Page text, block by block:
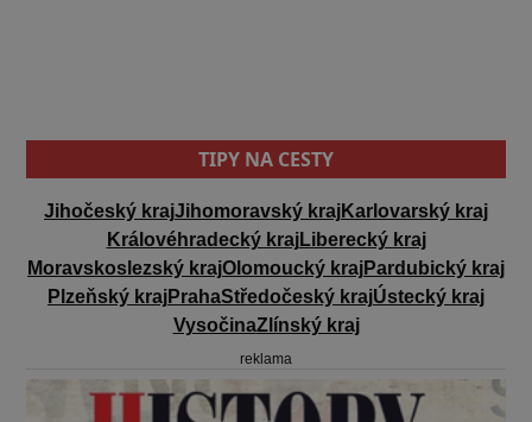
TIPY NA CESTY
Jihočeský krajJihomoravský krajKarlovarský kraj
Královéhradecký krajLiberecký kraj
Moravskoslezský krajOlomoucký krajPardubický kraj
Plzeňský krajPrahaStředočeský krajÚstecký kraj
VysočinaZlínský kraj
reklama